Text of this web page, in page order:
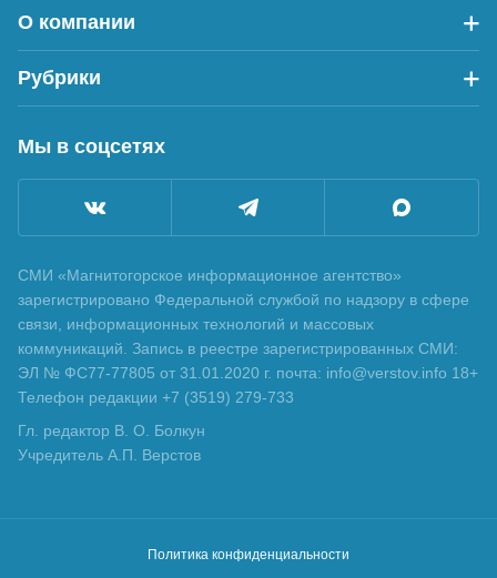
О компании
Рубрики
Мы в соцсетях
СМИ «Магнитогорское информационное агентство»
зарегистрировано Федеральной службой по надзору в сфере
связи, информационных технологий и массовых
коммуникаций. Запись в реестре зарегистрированных СМИ:
ЭЛ № ФС77-77805 от 31.01.2020 г. почта: info@verstov.info 18+
Телефон редакции +7 (3519) 279-733
Гл. редактор В. О. Болкун
Учредитель А.П. Верстов
Политика конфиденциальности